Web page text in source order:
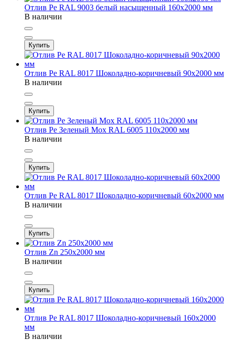
Отлив Pe RAL 9003 белый насыщенный 160х2000 мм
В наличии
Купить
Отлив Pe RAL 8017 Шоколадно-коричневый 90х2000 мм
В наличии
Купить
Отлив Pe Зеленый Мох RAL 6005 110х2000 мм
В наличии
Купить
Отлив Pe RAL 8017 Шоколадно-коричневый 60х2000 мм
В наличии
Купить
Отлив Zn 250х2000 мм
В наличии
Купить
Отлив Pe RAL 8017 Шоколадно-коричневый 160х2000
мм
В наличии